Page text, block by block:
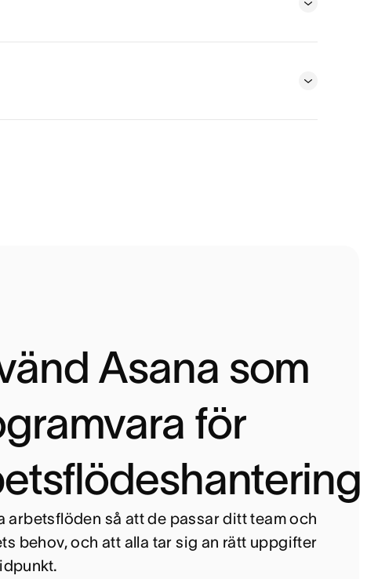
Asana som
för
arbetsflöden så att de passar ditt team och
behov, och att alla tar sig an rätt uppgifter